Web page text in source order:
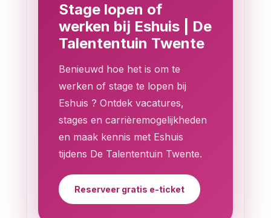
Stage lopen of
werken bij Eshuis | De
Talententuin Twente
Benieuwd hoe het is om te
werken of stage te lopen bij
Eshuis ? Ontdek vacatures,
stages en carrièremogelijkheden
en maak kennis met Eshuis
tijdens De Talententuin Twente.
Reserveer gratis e-ticket